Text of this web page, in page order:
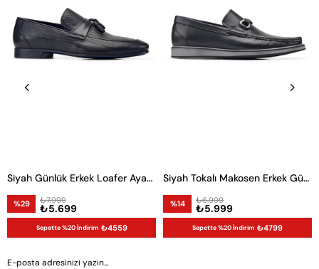
Siyah Günlük Erkek Loafer Ayakkabı
%29 ₺5.699
₺7.999
Sepette %20 İndirim ₺4559
Siyah Tokalı Makosen Erkek Günlük Ayakkabı
%14 ₺5.999
₺6.999
Sepette %20 İndirim ₺4799